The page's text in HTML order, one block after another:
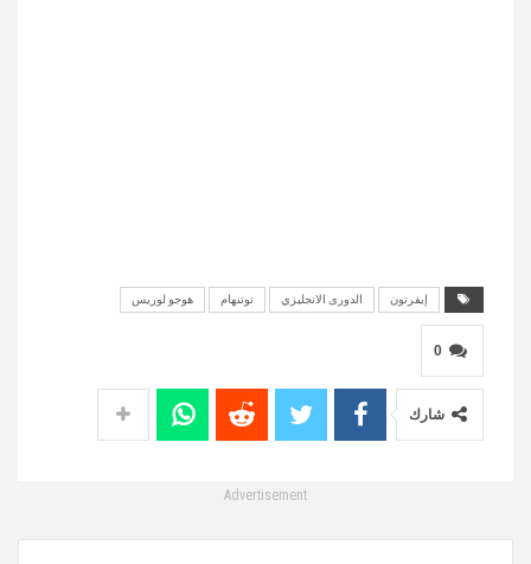
إيفرتون الدورى الانجليزي توتنهام هوجو لوريس
0
شارك
Advertisement